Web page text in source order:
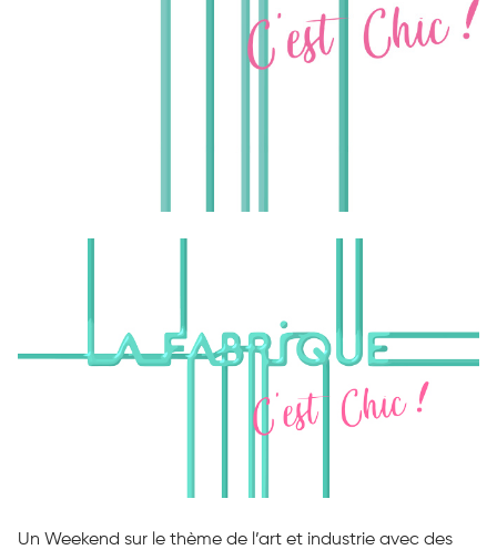
Un Weekend sur le thème de l’art et industrie avec des